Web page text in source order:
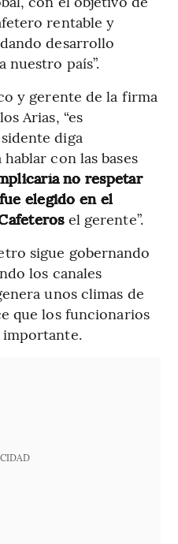
rentable y
desarrollo
nuestro país”.
y gerente de la firma
Arias, “es
diga
con las bases
no respetar
elegido en el
el gerente”.
sigue gobernando
los canales
unos climas de
que los funcionarios